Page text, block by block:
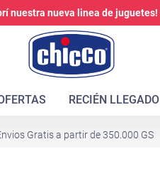
nuestra nueva linea de juguetes!
RECIÉN LLEGADO
Gratis a partir de 350.000 GS